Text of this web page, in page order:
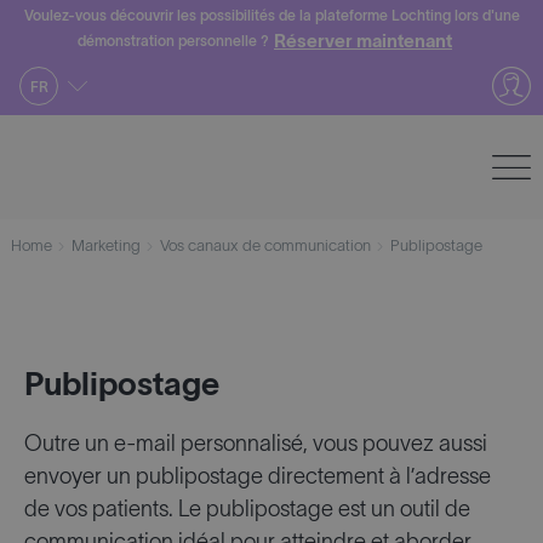
Skip
content
Voulez-vous découvrir les possibilités de la plateforme Lochting lors d'une
démonstration personnelle ?
Réserver maintenant
FR
Home Marketing Vos canaux de communication Publipostage
Publipostage
Outre un e-mail personnalisé, vous pouvez aussi
envoyer un publipostage directement à l’adresse
de vos patients. Le publipostage est un outil de